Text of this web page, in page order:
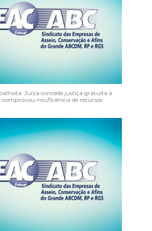
Juíza concede justiça gratuita a
comprovou insuficiência de recursos